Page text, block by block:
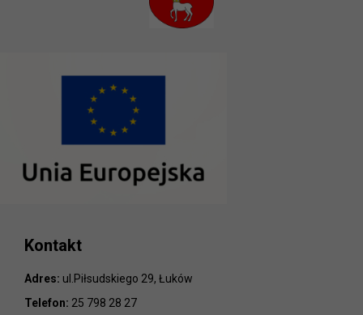
Kontakt
Adres: ul.Piłsudskiego 29, Łuków
Telefon: 25 798 28 27